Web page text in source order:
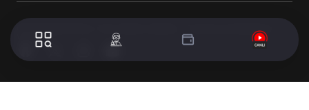
© 2024 WorldTurk. Tüm Hakları Saklıdır. - Tasarım & Geliştirme :
Volion's